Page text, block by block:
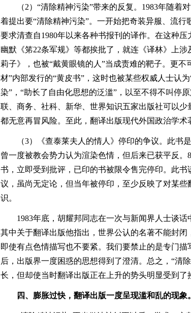
（2）“清除精神污染”带来的反复。1983年随着
着提出要“清除精神污染”。一开始把奇装异服、流行
要求清查自1980年以来各种书报刊的译作。在这种压
幽默《笫22条军规》等都挨批了，就连《译林》上
莉子》，也被“戴黄眼镜的人”当成责难的靶子。更不
材”内部发行的“黄皮书”，这时也被某些权威人士认
染”，“助长了自由化思想的泛滥”，以至不得不叫停
联、商务、社科、新华、世界知识五家出版社可以少
都无意再冒风险。至此，翻译出版现代外国政治学术
（3）《查泰莱夫人的情人》停印的争议。此书
曾一度被教会势力认为渲染色情，但后来已获平反
书，立即受到批评，已印的书被限令售完停印。此
议，虽尚无定论，但当年被停印，至少反映了对某
识。
1983年底，胡耀邦同志在一次与新闻界人士谈话
其中关于翻译出版他指出，世界公认的名著不能封闭
即使有点色情描写也不要紧。我们要禁止的是专门
后，出版界一度困惑的思想得到了澄清。总之，“清
长，但却使当时翻译出版正在上升的势头明显受到了
四、膨胀过快，翻译出版一度呈现滥和乱的现象。